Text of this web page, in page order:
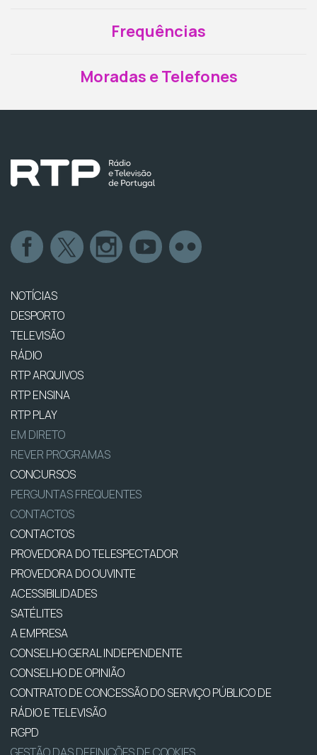
Frequências
Moradas e Telefones
NOTÍCIAS
DESPORTO
TELEVISÃO
RÁDIO
RTP ARQUIVOS
RTP ENSINA
RTP PLAY
EM DIRETO
REVER PROGRAMAS
CONCURSOS
PERGUNTAS FREQUENTES
CONTACTOS
CONTACTOS
PROVEDORA DO TELESPECTADOR
PROVEDORA DO OUVINTE
ACESSIBILIDADES
SATÉLITES
A EMPRESA
CONSELHO GERAL INDEPENDENTE
CONSELHO DE OPINIÃO
CONTRATO DE CONCESSÃO DO SERVIÇO PÚBLICO DE
RÁDIO E TELEVISÃO
RGPD
GESTÃO DAS DEFINIÇÕES DE COOKIES